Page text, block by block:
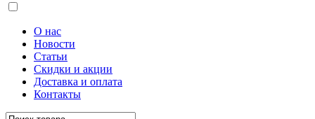
О нас
Новости
Статьи
Скидки и акции
Доставка и оплата
Контакты